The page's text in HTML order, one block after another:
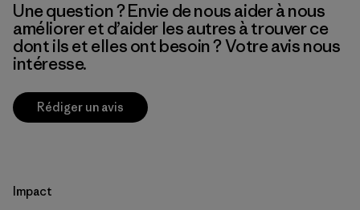
Une question ? Envie de nous aider à nous
améliorer et d’aider les autres à trouver ce
dont ils et elles ont besoin ? Votre avis nous
intéresse.
Rédiger un avis
Impact